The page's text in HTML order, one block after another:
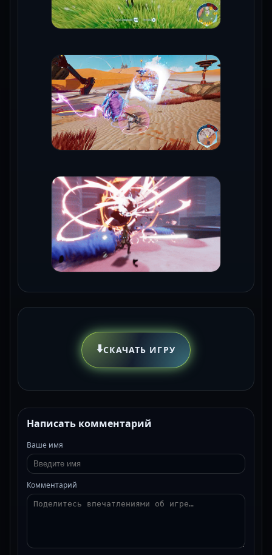
⬇️СКАЧАТЬ ИГРУ
Написать комментарий
Ваше имя
Комментарий